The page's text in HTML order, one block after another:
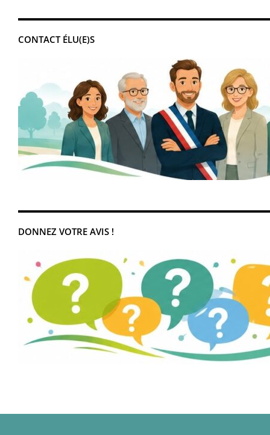
CONTACT ÉLU(E)S
DONNEZ VOTRE AVIS !